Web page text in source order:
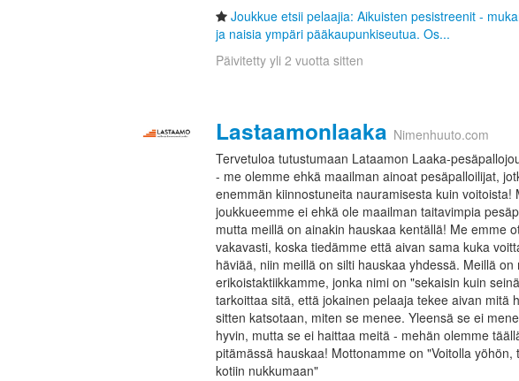
Joukkue etsii pelaajia: Aikuisten pesistreenit -
ja naisia ympäri pääkaupunkiseutua. Os...
Päivitetty yli 2 vuotta sitten
Lastaamonlaaka Nimenhuuto.com
Tervetuloa tutustumaan Lataamon Laaka-
- me olemme ehkä maailman ainoat pesäpalloilijat,
enemmän kiinnostuneita nauramisesta kuin voitoista!
joukkueemme ei ehkä ole maailman taitavimpia
mutta meillä on ainakin hauskaa kentällä! Me emme
vakavasti, koska tiedämme että aivan sama kuka
häviää, niin meillä on silti hauskaa yhdessä. Meillä on
erikoistaktiikkamme, jonka nimi on "sekaisin kuin
tarkoittaa sitä, että jokainen pelaaja tekee aivan mitä
sitten katsotaan, miten se menee. Yleensä se ei
hyvin, mutta se ei haittaa meitä - mehän olemme
pitämässä hauskaa! Mottonamme on "Voitolla yöhön,
kotiin nukkumaan"